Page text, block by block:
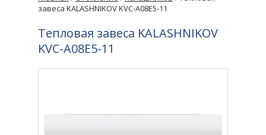
завеса KALASHNIKOV KVC-A08E5-11
Тепловая завеса KALASHNIKOV
KVC-A08E5-11